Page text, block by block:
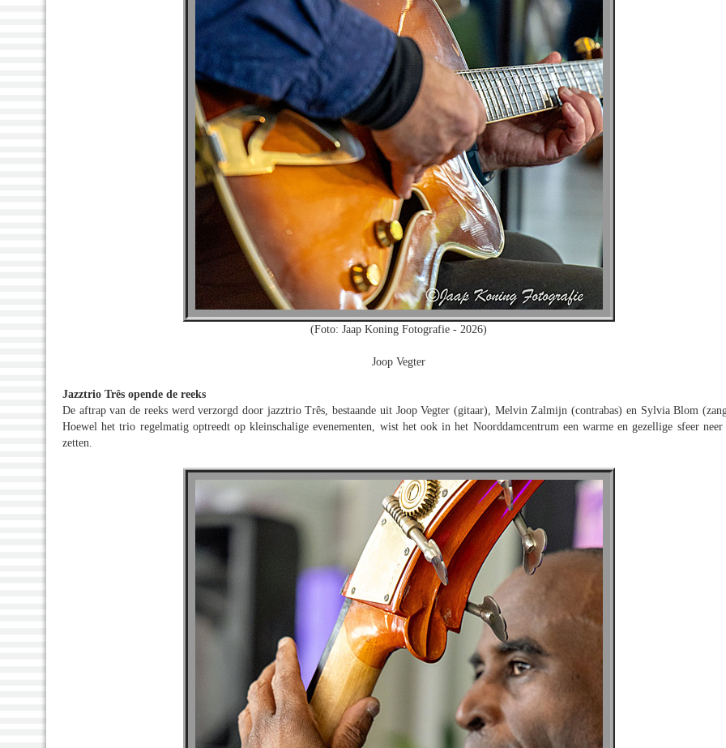
(Foto: Jaap Koning Fotografie - 2026)
Joop Vegter
Jazztrio Três opende de reeks
De aftrap van de reeks werd verzorgd door jazztrio Três, bestaande uit Joop Vegter (gitaar), Melvin Zalmijn (contrabas) en Sylvia Blom
Hoewel het trio regelmatig optreedt op kleinschalige evenementen, wist het ook in het Noorddamcentrum een warme en gezellige sfeer neer
zetten.